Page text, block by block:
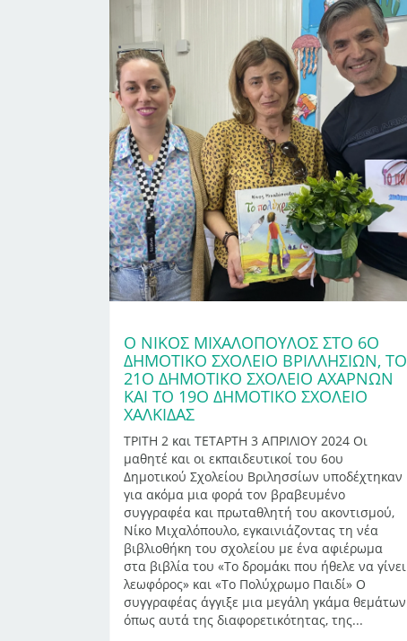
Ο ΝΊΚΟΣ ΜΙΧΑΛΌΠΟΥΛΟΣ ΣΤΟ 6Ο
ΔΗΜΟΤΙΚΌ ΣΧΟΛΕΊΟ ΒΡΙΛΛΗΣΊΩΝ, ΤΟ
21Ο ΔΗΜΟΤΙΚΌ ΣΧΟΛΕΊΟ ΑΧΑΡΝΏΝ
ΚΑΙ ΤΟ 19Ο ΔΗΜΟΤΙΚΌ ΣΧΟΛΕΊΟ
ΧΑΛΚΊΔΑΣ
ΤΡΙΤΗ 2 και ΤΕΤΑΡΤΗ 3 ΑΠΡΙΛΙΟΥ 2024 Οι
μαθητέ και οι εκπαιδευτικοί του 6ου
Δημοτικού Σχολείου Βριλησσίων υποδέχτηκαν
για ακόμα μια φορά τον βραβευμένο
συγγραφέα και πρωταθλητή του ακοντισμού,
Νίκο Μιχαλόπουλο, εγκαινιάζοντας τη νέα
βιβλιοθήκη του σχολείου με ένα αφιέρωμα
στα βιβλία του «Το δρομάκι που ήθελε να γίνει
λεωφόρος» και «Το Πολύχρωμο Παιδί» Ο
συγγραφέας άγγιξε μια μεγάλη γκάμα θεμάτων
όπως αυτά της διαφορετικότητας, της...